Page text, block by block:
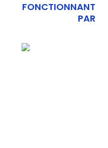
FONCTIONNANT
PAR